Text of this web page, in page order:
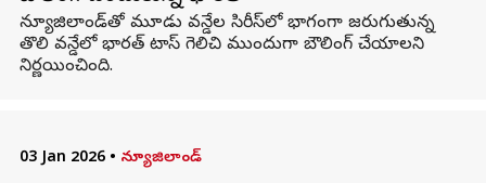
న్యూజిలాండ్‌తో మూడు వన్డేల సిరీస్‌లో భాగంగా జరుగుతున్న
తొలి వన్డేలో భారత్ టాస్ గెలిచి ముందుగా బౌలింగ్ చేయాలని
నిర్ణయించింది.
03 Jan 2026 • న్యూజిలాండ్